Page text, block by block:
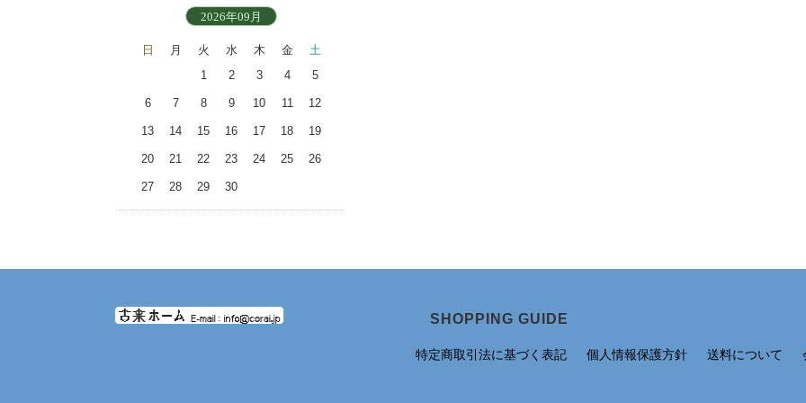
2026年09月
日 月 火 水 木 金
土
1
2 3 4 5
6 7 8 9 10 11 12
13 14 15 16 17 18 19
20 21 22 23 24 25 26
27 28 29 30
SHOPPING GUIDE
特定商取引法に基づく表記 個人情報保護方針 送料について